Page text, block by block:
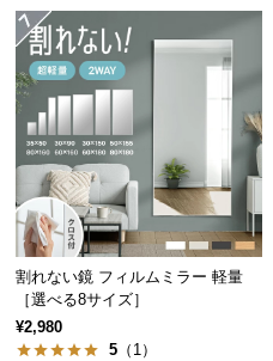
ブ
グ
業
情
報
割れない鏡 フィルムミラー 軽量
［選べる8サイズ］
¥2,980
5 （1）